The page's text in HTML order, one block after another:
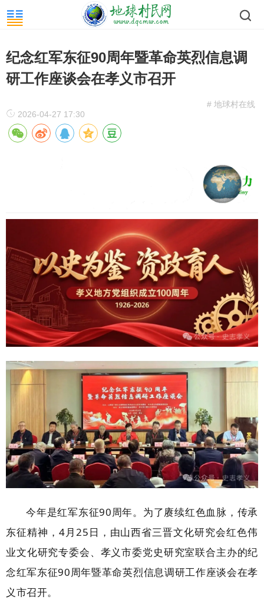
纪念红军东征90周年暨革命英烈信息调
研工作座谈会在孝义市召开
# 地球村在线
2026-04-27 17:30
今年是红军东征90周年。为了赓续红色血脉，传承
东征精神，4月25日，由山西省三晋文化研究会红色伟
业文化研究专委会、孝义市委党史研究室联合主办的纪
念红军东征90周年暨革命英烈信息调研工作座谈会在孝
义市召开。